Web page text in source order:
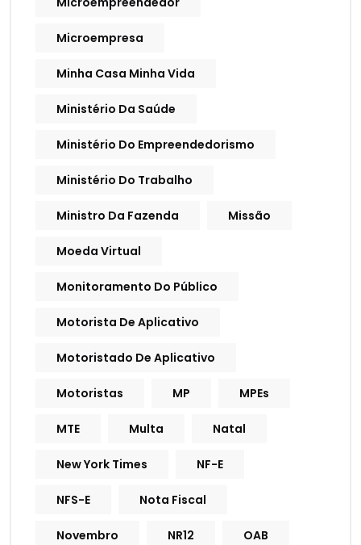
Microempresa
Minha Casa Minha Vida
Ministério Da Saúde
Ministério Do Empreendedorismo
Ministério Do Trabalho
Ministro Da Fazenda Missão
Moeda Virtual
Monitoramento Do Público
Motorista De Aplicativo
Motoristado De Aplicativo
Motoristas MP MPEs
MTE Multa Natal
New York Times NF-E
NFS-E Nota Fiscal
Novembro NR12 OAB